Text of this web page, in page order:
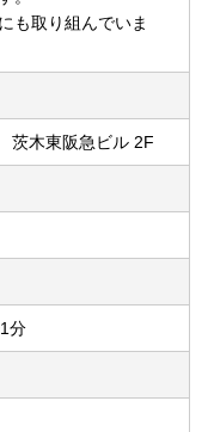
も取り組んでいま
茨木東阪急ビル 2F
分